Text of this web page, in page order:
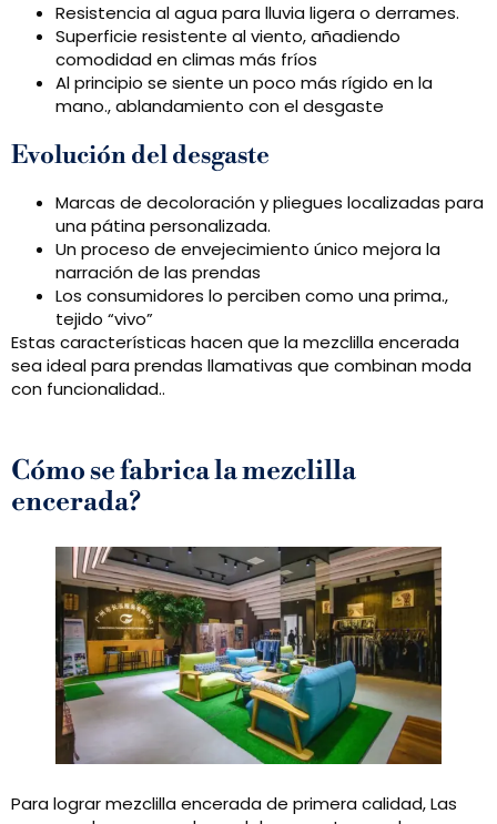
Resistencia al agua para lluvia ligera o derrames.
Superficie resistente al viento, añadiendo
comodidad en climas más fríos
Al principio se siente un poco más rígido en la
mano., ablandamiento con el desgaste
Evolución del desgaste
Marcas de decoloración y pliegues localizadas para
una pátina personalizada.
Un proceso de envejecimiento único mejora la
narración de las prendas
Los consumidores lo perciben como una prima.,
tejido “vivo”
Estas características hacen que la mezclilla encerada
sea ideal para prendas llamativas que combinan moda
con funcionalidad..
Cómo se fabrica la mezclilla
encerada?
Para lograr mezclilla encerada de primera calidad, Las